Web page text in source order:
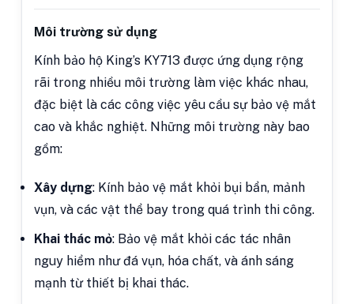
Môi trường sử dụng
Kính bảo hộ King’s KY713 được ứng dụng rộng
rãi trong nhiều môi trường làm việc khác nhau,
đặc biệt là các công việc yêu cầu sự bảo vệ mắt
cao và khắc nghiệt. Những môi trường này bao
gồm:
Xây dựng: Kính bảo vệ mắt khỏi bụi bẩn, mảnh
vụn, và các vật thể bay trong quá trình thi công.
Khai thác mỏ: Bảo vệ mắt khỏi các tác nhân
nguy hiểm như đá vụn, hóa chất, và ánh sáng
mạnh từ thiết bị khai thác.